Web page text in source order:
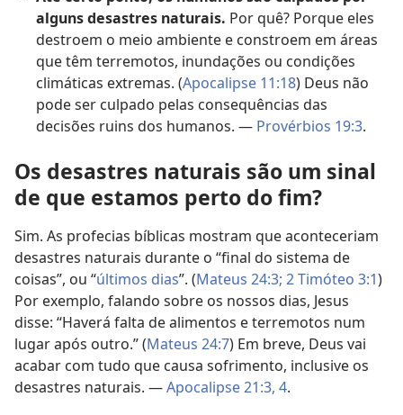
alguns desastres naturais. Por quê? Porque eles
destroem o meio ambiente e constroem em áreas
que têm terremotos, inundações ou condições
climáticas extremas. (Apocalipse 11:18) Deus não
pode ser culpado pelas consequências das
decisões ruins dos humanos. — Provérbios 19:3.
Os desastres naturais são um sinal
de que estamos perto do fim?
Sim. As profecias bíblicas mostram que aconteceriam
desastres naturais durante o “final do sistema de
coisas”, ou “últimos dias”. (Mateus 24:3; 2 Timóteo 3:1)
Por exemplo, falando sobre os nossos dias, Jesus
disse: “Haverá falta de alimentos e terremotos num
lugar após outro.” (Mateus 24:7) Em breve, Deus vai
acabar com tudo que causa sofrimento, inclusive os
desastres naturais. —Apocalipse 21:3, 4.